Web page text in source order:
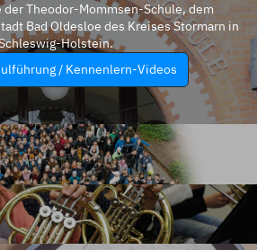
der Theodor-Mommsen-Schule, dem
Bad Oldesloe des Kreises Stormarn in
Holstein.
/ Kennenlern-Videos